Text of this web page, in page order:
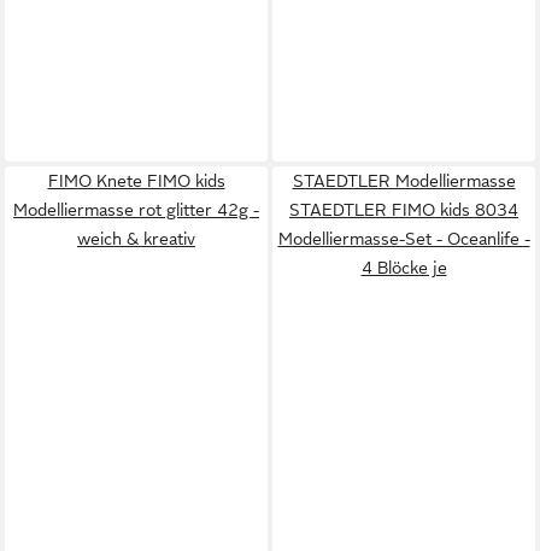
FIMO Knete FIMO kids
Modelliermasse rot glitter 42g -
weich & kreativ
STAEDTLER Modelliermasse
STAEDTLER FIMO kids 8034
Modelliermasse-Set - Oceanlife -
4 Blöcke je